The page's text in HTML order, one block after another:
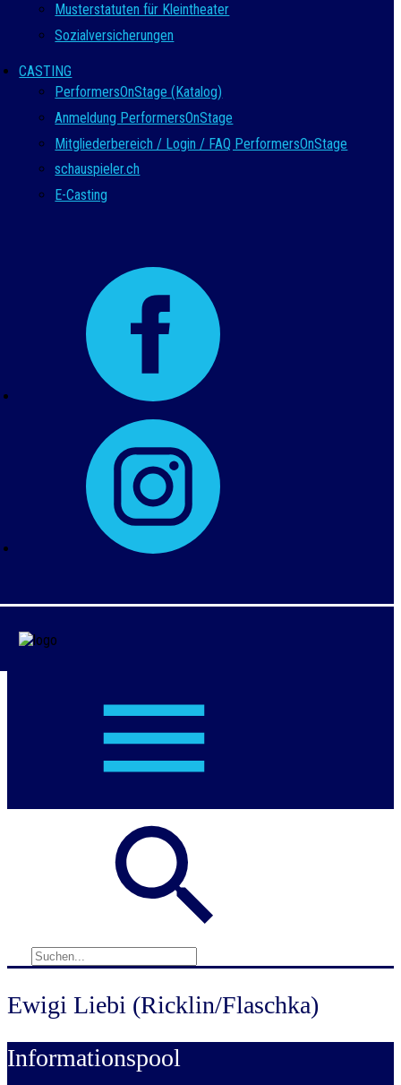
Musterstatuten für Kleintheater
Sozialversicherungen
CASTING
PerformersOnStage (Katalog)
Anmeldung PerformersOnStage
Mitgliederbereich / Login / FAQ PerformersOnStage
schauspieler.ch
E-Casting
Ewigi Liebi (Ricklin/Flaschka)
Informationspool